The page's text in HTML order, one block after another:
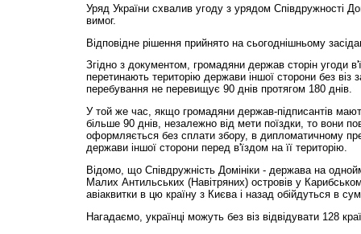
Уряд України схвалив угоду з урядом Співдружності
вимог.
Відповідне рішення прийнято на сьогоднішньому
Згідно з документом, громадяни держав сторін угоди
перетинають територію держави іншої сторони без віз
перебування не перевищує 90 днів протягом 180 днів.
У той же час, якщо громадяни держав-підписантів
більше 90 днів, незалежно від мети поїздки, то вони
оформляється без сплати збору, в дипломатичному
держави іншої сторони перед в'їздом на її територію.
Відомо, що Співдружність Домініки - держава на
Малих Антильських (Навітряних) островів у
авіаквитки в цю країну з Києва і назад обійдуться в
Нагадаємо, українці можуть без віз відвідувати 128